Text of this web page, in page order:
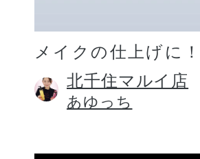
メイクの仕上げに！
北千住マルイ店
あゆっち